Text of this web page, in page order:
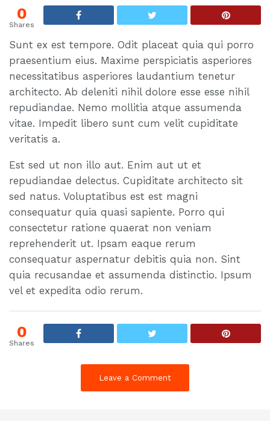
0
Shares
Sunt ex est tempore. Odit placeat quia qui porro
praesentium eius. Maxime perspiciatis asperiores
necessitatibus asperiores laudantium tenetur
architecto. Ab deleniti nihil dolore esse esse nihil
repudiandae. Nemo mollitia atque assumenda
vitae. Impedit libero sunt cum velit cupiditate
veritatis a.
Est sed ut non illo aut. Enim aut ut et
repudiandae delectus. Cupiditate architecto sit
sed natus. Voluptatibus est est magni
consequatur quia quasi sapiente. Porro qui
consectetur ratione quaerat non veniam
reprehenderit ut. Ipsam eaque rerum
consequatur aspernatur debitis quia non. Sint
quia recusandae et assumenda distinctio. Ipsum
vel et expedita odio rerum.
0
Shares
Leave a Comment